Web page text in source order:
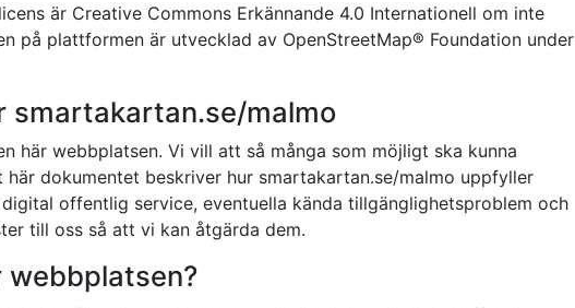
är Creative Commons Erkännande 4.0 Internationell om inte
på plattformen är utvecklad av OpenStreetMap® Foundation under
smartakartan.se/malmo
här webbplatsen. Vi vill att så många som möjligt ska kunna
här dokumentet beskriver hur smartakartan.se/malmo uppfyller
offentlig service, eventuella kända tillgänglighetsproblem och
till oss så att vi kan åtgärda dem.
webbplatsen?